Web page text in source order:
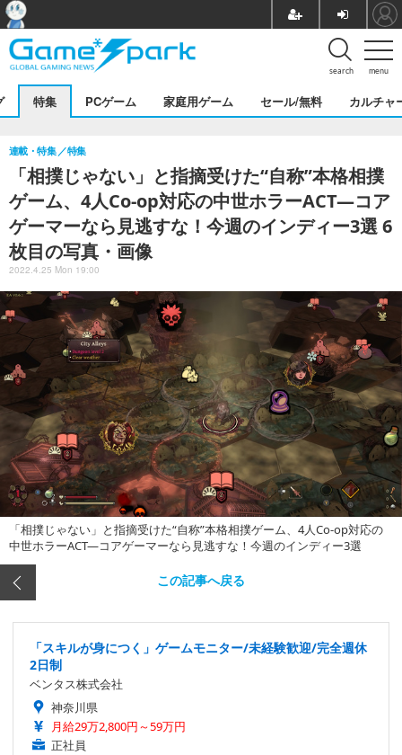
menu
search
特集 PCゲーム 家庭用ゲーム セール/無料 カルチャ
「相撲じゃない」と指摘受けた“自称”本格相撲
ゲーム、4人Co-op対応の中世ホラーACT―コア
ゲーマーなら見逃すな！今週のインディー3選 6
枚目の写真・画像
連載・特集 特集
2022.4.25 Mon 19:00
「相撲じゃない」と指摘受けた“自称”本格相撲ゲーム、4人Co-op対応の
中世ホラーACT―コアゲーマーなら見逃すな！今週のインディー3選
この記事へ戻る
「スキルが身につく」ゲームモニター/未経験歓迎/完全週休
2日制
ベンタス株式会社
神奈川県
月給29万2,800円～59万円
正社員